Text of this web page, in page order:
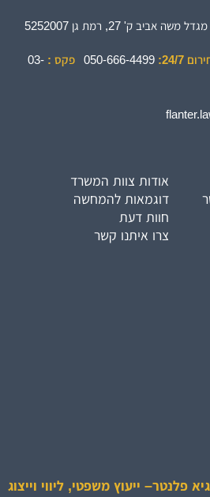
24/7:
050-666-4499 פקס : 03-
אודות צוות המשרד
דוגמאות להמחשה
חוות דעת
צרו איתנו קשר
פלנטר– ייעוץ משפטי, ליווי וייצוג